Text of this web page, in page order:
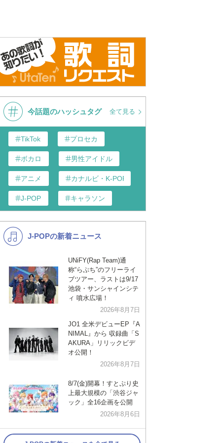
今話題のハッシュタグ 全て見る
TikTok プロセカ
ボカロ 男性アイドル
アニメ カナルビ・K-POP和訳
J-POP キャラソン
K-POP 演歌・歌謡
洋楽
VTuber ディズニー
J-POPの新着ニュース
UNiFY(Rap Team)通
称“らぷち”のフリーライ
ブツアー、ラストは9/17
池袋・サンシャインシテ
ィ 噴水広場！
2026年8月7日
JO1 全米デビューEP『A
NIMAL』から 収録曲「S
AKURA」リリックビデ
オ公開！
2026年8月7日
8/7(金)開幕！すとぷり史
上最大規模の「渋谷ジャ
ック」全16企画を公開
2026年8月6日